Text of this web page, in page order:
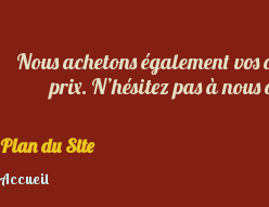
Nous achetons également
prix. N’hésitez pas à
Plan du Site
Accueil